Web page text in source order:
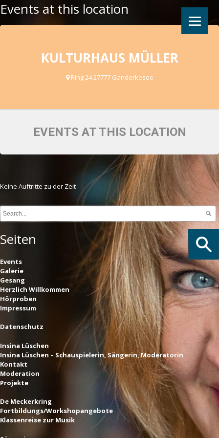
Events at this location
KULTURHAUS MÜLLER
Ring 24 27777 Ganderkesee
EVENTS AT THIS LOCATION
Keine Auftritte zu der Zeit
Seiten
Events
Galerie
Gesang
Herzlich Willkommen
Hörproben
Impressum
Datenschutz
Insina Lüschen
Insina Lüschen – Schauspielerin, Sängerin, Moderatorin
Kontakt
Moderation
Projekte
De Meckerkring
Fortbildungs/Workshopangebote
Klassenreise zur Musik